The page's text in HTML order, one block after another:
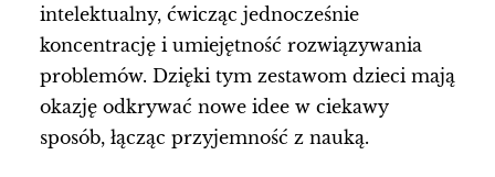
intelektualny, ćwicząc jednocześnie
koncentrację i umiejętność rozwiązywania
problemów. Dzięki tym zestawom dzieci mają
okazję odkrywać nowe idee w ciekawy
sposób, łącząc przyjemność z nauką.